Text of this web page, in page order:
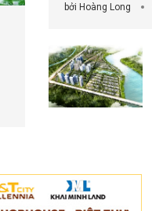
bởi Hoàng Long